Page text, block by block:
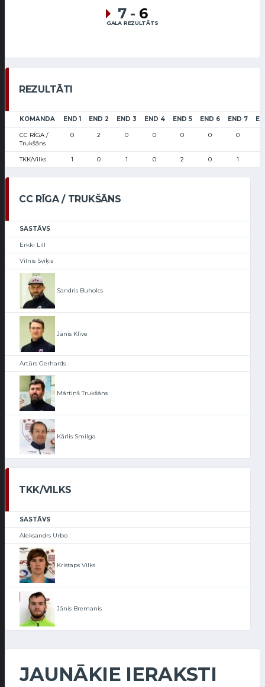
7 - 6
GALA REZULTĀTS
REZULTĀTI
KOMANDA END 1 END 2 END 3 END 4 END 5 END 6 END 7
CC RĪGA /
Trukšāns
0 2 0 0 0 0 0
TKK/Vilks 1 0 1 0 2 0 1
CC RĪGA / TRUKŠĀNS
SASTĀVS
Erkki Lill
Vilnis Svīķis
Sandris Buholcs
Jānis Klīve
Artūrs Gerhards
Mārtiņš Trukšāns
Kārlis Smilga
TKK/VILKS
SASTĀVS
Aleksandrs Urbo
Kristaps Vilks
Jānis Bremanis
JAUNĀKIE IERAKSTI